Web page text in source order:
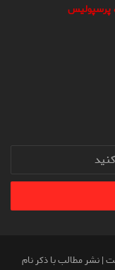
پرسپولیس
| نشر مطالب با ذکر نام